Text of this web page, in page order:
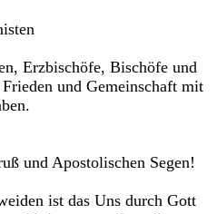
Erzbischöfe, Bischöfe und
und Gemeinschaft mit
und Apostolischen Segen!
ist das Uns durch Gott